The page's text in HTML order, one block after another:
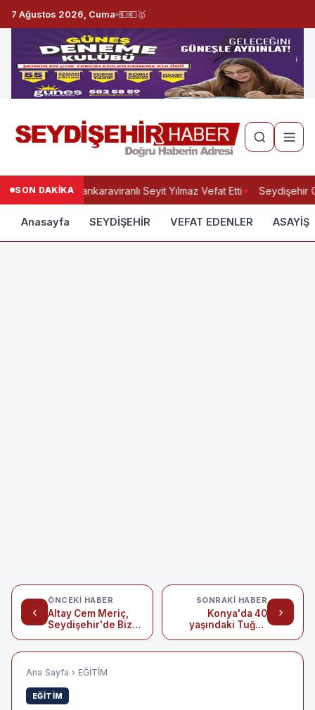
7 Ağustos 2026, Cuma 💵💶🥇
SON DAKİKAYukarıkaraviranlı Seyit Yılmaz Vefat Etti Seydişehir
Anasayfa SEYDİŞEHİR VEFAT EDENLER ASAYİŞ
‹
ÖNCEKI HABER
Altay Cem Meriç,
Seydişehir'de Biz
›
SONRAKI HABER
Konya'da 40
yaşındaki Tuğba
Ana Sayfa › EĞİTİM
EĞİTİM